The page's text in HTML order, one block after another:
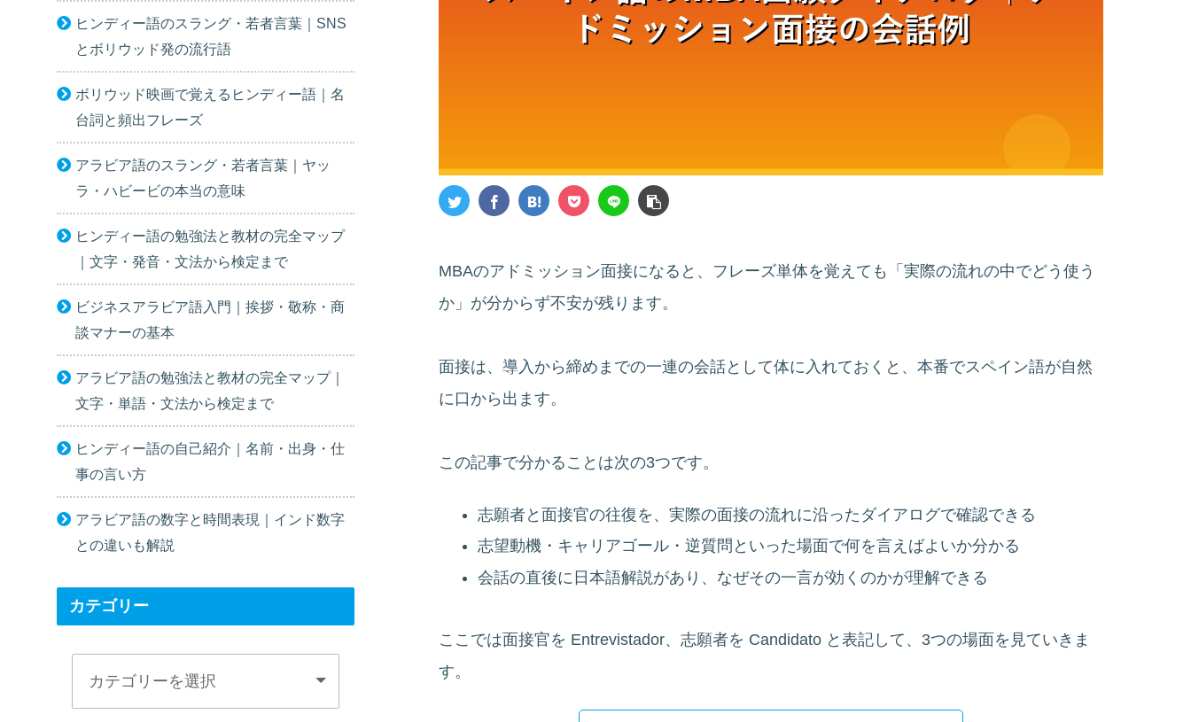
MBAのアドミッション面接になると、フレーズ単体を覚えても「実際の流れの中でどう使う
か」が分からず不安が残ります。
面接は、導入から締めまでの一連の会話として体に入れておくと、本番でスペイン語が自然
に口から出ます。
この記事で分かることは次の3つです。
志願者と面接官の往復を、実際の面接の流れに沿ったダイアログで確認できる
志望動機・キャリアゴール・逆質問といった場面で何を言えばよいか分かる
会話の直後に日本語解説があり、なぜその一言が効くのかが理解できる
ここでは面接官を Entrevistador、志願者を Candidato と表記して、3つの場面を見ていきま
す。
ヒンディー語のスラング・若者言葉｜SNS
とボリウッド発の流行語
ボリウッド映画で覚えるヒンディー語｜名
台詞と頻出フレーズ
アラビア語のスラング・若者言葉｜ヤッ
ラ・ハビービの本当の意味
ヒンディー語の勉強法と教材の完全マップ
｜文字・発音・文法から検定まで
ビジネスアラビア語入門｜挨拶・敬称・商
談マナーの基本
アラビア語の勉強法と教材の完全マップ｜
文字・単語・文法から検定まで
ヒンディー語の自己紹介｜名前・出身・仕
事の言い方
アラビア語の数字と時間表現｜インド数字
との違いも解説
カテゴリー